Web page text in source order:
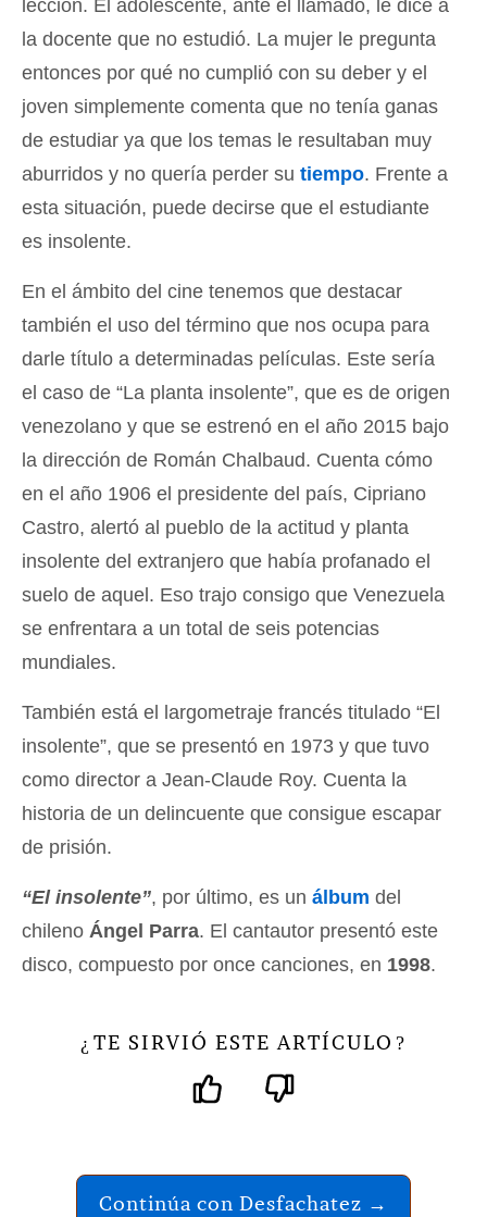
lección. El adolescente, ante el llamado, le dice a
la docente que no estudió. La mujer le pregunta
entonces por qué no cumplió con su deber y el
joven simplemente comenta que no tenía ganas
de estudiar ya que los temas le resultaban muy
aburridos y no quería perder su tiempo. Frente a
esta situación, puede decirse que el estudiante
es insolente.
En el ámbito del cine tenemos que destacar
también el uso del término que nos ocupa para
darle título a determinadas películas. Este sería
el caso de “La planta insolente”, que es de origen
venezolano y que se estrenó en el año 2015 bajo
la dirección de Román Chalbaud. Cuenta cómo
en el año 1906 el presidente del país, Cipriano
Castro, alertó al pueblo de la actitud y planta
insolente del extranjero que había profanado el
suelo de aquel. Eso trajo consigo que Venezuela
se enfrentara a un total de seis potencias
mundiales.
También está el largometraje francés titulado “El
insolente”, que se presentó en 1973 y que tuvo
como director a Jean-Claude Roy. Cuenta la
historia de un delincuente que consigue escapar
de prisión.
“El insolente”, por último, es un álbum del
chileno Ángel Parra. El cantautor presentó este
disco, compuesto por once canciones, en 1998.
¿ TE SIRVIÓ ESTE ARTÍCULO ?
Continúa con Desfachatez →